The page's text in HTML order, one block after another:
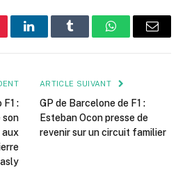
LinkedInTumblr WhatsApp
E-
F1 :
son
ARTICLE SUIVANT
GP de Barcelone de F1 :
Esteban Ocon presse de
revenir sur un circuit familier